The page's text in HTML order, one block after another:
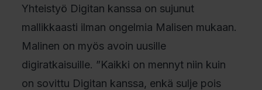
Yhteistyö Digitan kanssa on sujunut
mallikkaasti ilman ongelmia Malisen mukaan.
Malinen on myös avoin uusille
digiratkaisuille. ”Kaikki on mennyt niin kuin
on sovittu Digitan kanssa, enkä sulje pois